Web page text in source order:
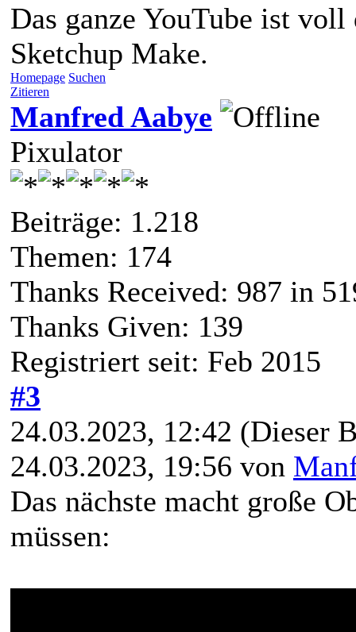
Das ganze YouTube ist
Sketchup Make.
Homepage Suchen
Zitieren
Manfred Aabye
Pixulator
Beiträge: 1.218
Themen: 174
Thanks Received: 987 in
Thanks Given: 139
Registriert seit: Feb 2015
#3
24.03.2023, 12:42 (Dieser
24.03.2023, 19:56 von
Das nächste macht große
müssen: